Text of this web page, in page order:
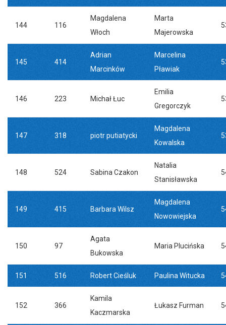
144 116
Magdalena
Włoch
Marta
Majerowska
145 414
Adrian
Marcinków
Marcelina
Pławiak
146 223 Michał Łuc
Emilia
Gregorczyk
147 318 piotr putiatycki
Magdalena
Kowalska
148 524 Sabina Czakon
Natalia
Stanisławska
149 415 Barbara Wilsz
Magdalena
Nowowiejska
150 97
Agata
Bukowska
Maria Plucińska
151 516 Robert Cieśluk Paulina Witucka
152 366
Kamila
Kaczmarska
Łukasz Furman